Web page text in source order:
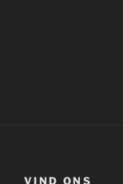
VIND ONS